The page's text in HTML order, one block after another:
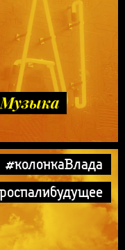
#колонкаВлада